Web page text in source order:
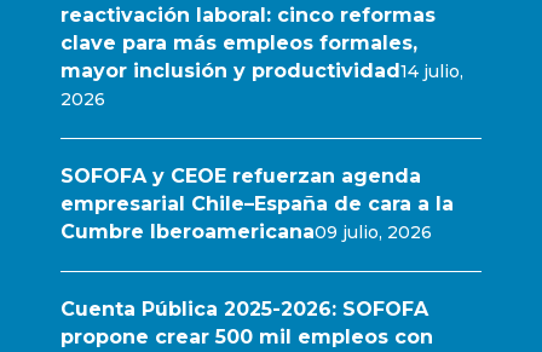
reactivación laboral: cinco reformas
clave para más empleos formales,
mayor inclusión y productividad14 julio,
2026
SOFOFA y CEOE refuerzan agenda
empresarial Chile–España de cara a la
Cumbre Iberoamericana09 julio, 2026
Cuenta Pública 2025-2026: SOFOFA
propone crear 500 mil empleos con